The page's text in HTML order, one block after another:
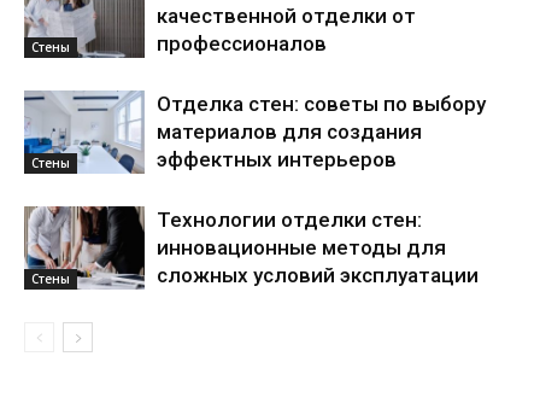
Стены
качественной отделки от
профессионалов
Стены
Отделка стен: советы по выбору
материалов для создания
эффектных интерьеров
Стены
Технологии отделки стен:
инновационные методы для
сложных условий эксплуатации